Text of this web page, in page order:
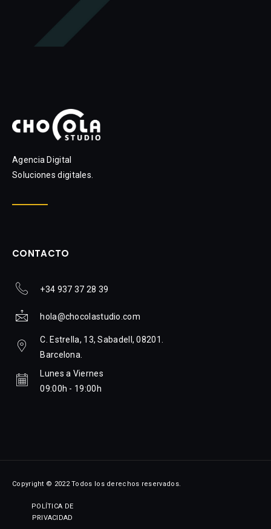
Agencia Digital
Soluciones digitales.
CONTACTO
+34 937 37 28 39
hola@chocolastudio.com
C. Estrella, 13, Sabadell, 08201.
Barcelona.
Lunes a Viernes
09:00h - 19:00h
Copyright © 2022 Todos los derechos reservados.
POLÍTICA DE
PRIVACIDAD